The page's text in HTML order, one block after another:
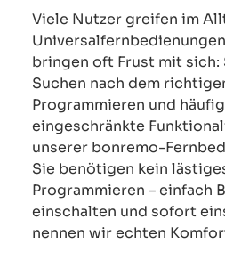
Viele Nutzer greifen im
bringen oft Frust mit sich:
Suchen nach dem
Programmieren und
eingeschränkte
unserer bonremo-
Sie benötigen kein
Programmieren – einfach
einschalten und sofort
nennen wir echten